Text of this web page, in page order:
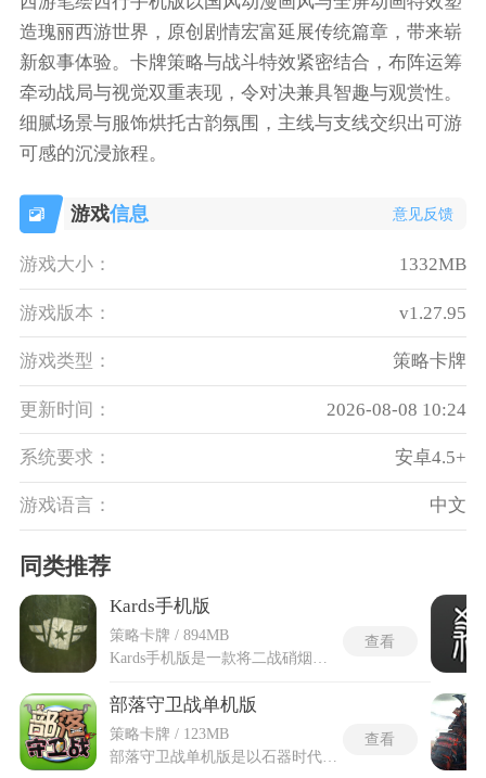
造瑰丽西游世界，原创剧情宏富延展传统篇章，带来崭
新叙事体验。卡牌策略与战斗特效紧密结合，布阵运筹
牵动战局与视觉双重表现，令对决兼具智趣与观赏性。
细腻场景与服饰烘托古韵氛围，主线与支线交织出可游
可感的沉浸旅程。
游戏信息 意见反馈
游戏大小： 1332MB
游戏版本： v1.27.95
游戏类型： 策略卡牌
更新时间： 2026-08-08 10:24
系统要求： 安卓4.5+
游戏语言： 中文
同类推荐
Kards手机版
策略卡牌 / 894MB
Kards手机版是一款将二战硝烟与卡牌策略完美融合的军事题材手游，让玩家化身前线指挥官在方寸牌桌之上运筹帷幄决胜千里。Kards手机版用精美的历史插画与流畅的动态效果，重现了坦克集群推进与战机俯冲轰炸的震撼战争场面，每一张卡牌都承载着那段波澜壮阔历史的厚重质感。在Kards手机版中，玩家需要精心调配由步兵坦克火炮与空军组成的多兵种部队，在有限资源下做出最合理的战术决策，既要猛攻敌方基地又要确保己方阵地固若金汤，感受激烈的策略对战乐趣。
查看
部落守卫战单机版
策略卡牌 / 123MB
查看